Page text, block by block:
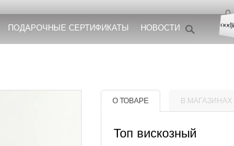
ПОДАРОЧНЫЕ СЕРТИФИКАТЫ НОВОСТИ
О ТОВАРЕ В МАГАЗИНАХ
Топ вискозный